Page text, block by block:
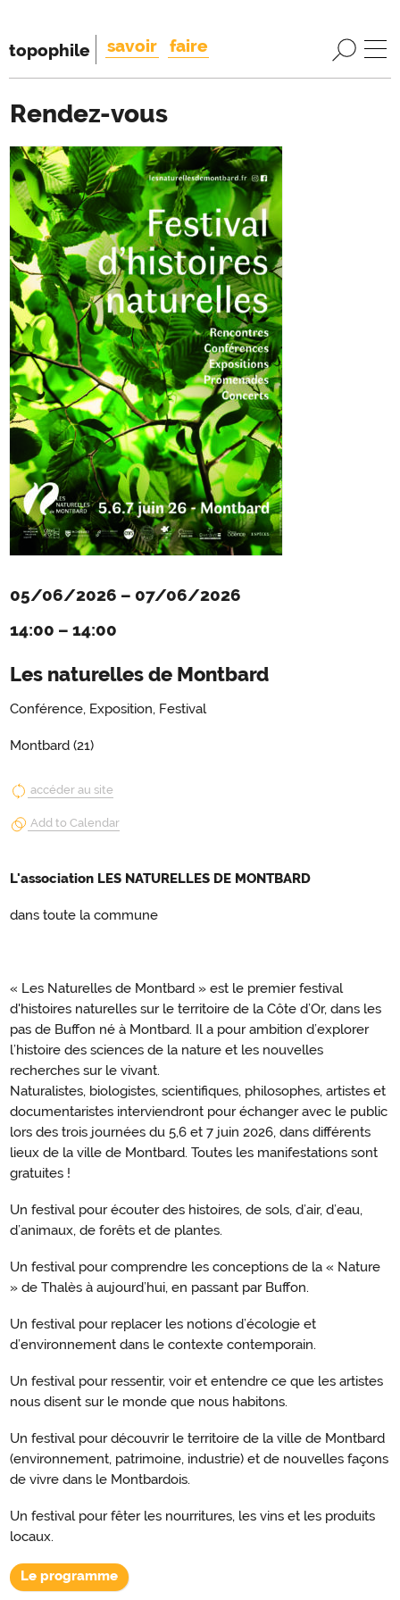
topophile savoir faire
Rendez-vous
05/06/2026 – 07/06/2026
14:00 – 14:00
Les naturelles de Montbard
Conférence, Exposition, Festival
Montbard (21)
accéder au site
Add to Calendar
L'association LES NATURELLES DE MONTBARD
dans toute la commune
« Les Naturelles de Montbard » est le premier festival
d'histoires naturelles sur le territoire de la Côte d’Or, dans les
pas de Buffon né à Montbard. Il a pour ambition d’explorer
l’histoire des sciences de la nature et les nouvelles
recherches sur le vivant.
Naturalistes, biologistes, scientifiques, philosophes, artistes et
documentaristes interviendront pour échanger avec le public
lors des trois journées du 5,6 et 7 juin 2026, dans différents
lieux de la ville de Montbard. Toutes les manifestations sont
gratuites !
Un festival pour écouter des histoires, de sols, d’air, d’eau,
d’animaux, de forêts et de plantes.
Un festival pour comprendre les conceptions de la « Nature
» de Thalès à aujourd’hui, en passant par Buffon.
Un festival pour replacer les notions d’écologie et
d’environnement dans le contexte contemporain.
Un festival pour ressentir, voir et entendre ce que les artistes
nous disent sur le monde que nous habitons.
Un festival pour découvrir le territoire de la ville de Montbard
(environnement, patrimoine, industrie) et de nouvelles façons
de vivre dans le Montbardois.
Un festival pour fêter les nourritures, les vins et les produits
locaux.
Le programme